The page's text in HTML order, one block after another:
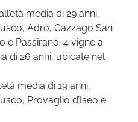
media di 29 anni,
Adro, Cazzago San
e Passirano. 4 vigne a
di 26 anni, ubicate nel
media di 19 anni,
Provaglio d’Iseo e